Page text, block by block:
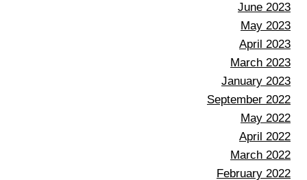
June 2023
May 2023
April 2023
March 2023
January 2023
September 2022
May 2022
April 2022
March 2022
February 2022